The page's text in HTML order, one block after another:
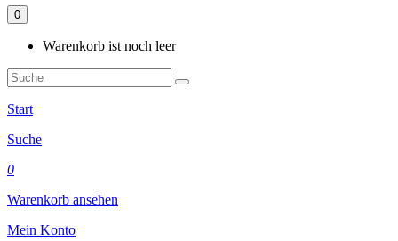
0
Warenkorb ist noch leer
Start
Suche
0
Warenkorb ansehen
Mein Konto